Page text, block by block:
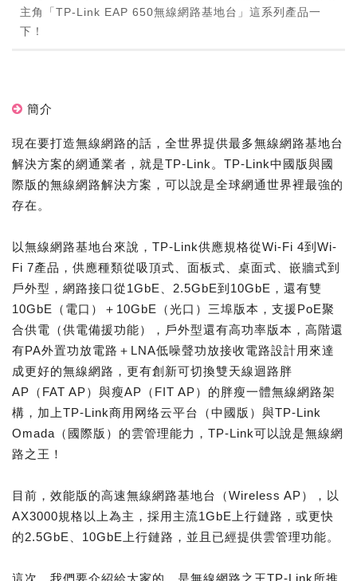
主角「TP-Link EAP 650無線網路基地台」這系列產品一
下！
簡介
現在要打造無線網路的話，全世界提供最多無線網路基地台
解決方案的網通業者，就是TP-Link。TP-Link中國版與國
際版的無線網路解決方案，可以說是全球網通世界裡最強的
存在。
以無線網路基地台來說，TP-Link供應規格從Wi-Fi 4到Wi-
Fi 7產品，供應種類從吸頂式、面板式、桌面式、嵌牆式到
戶外型，網路接口從1GbE、2.5GbE到10GbE，還有雙
10GbE（電口）＋10GbE（光口）三埠版本，支援PoE聚
合供電（供電備援功能），戶外型還有高功率版本，高階還
有PA外置功放電路＋LNA低噪聲功放接收電路設計用來達
成更好的無線網路，更有創新可切換雙天線迴路胖
AP（FAT AP）與瘦AP（FIT AP）的胖瘦一體無線網路架
構，加上TP-Link商用网络云平台（中國版）與TP-Link
Omada（國際版）的雲管理能力，TP-Link可以說是無線網
路之王！
目前，效能版的高速無線網路基地台（Wireless AP），以
AX3000規格以上為主，採用主流1GbE上行鏈路，或更快
的2.5GbE、10GbE上行鏈路，並且已經提供雲管理功能。
這次，我們要介紹給大家的，是無線網路之王TP-Link所推